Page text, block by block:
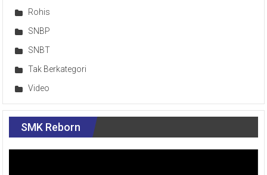
Rohis
SNBP
SNBT
Tak Berkategori
Video
SMK Reborn